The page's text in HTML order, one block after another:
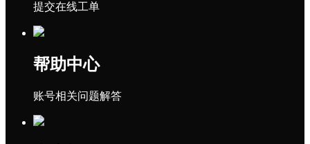
提交在线工单
帮助中心
账号相关问题解答